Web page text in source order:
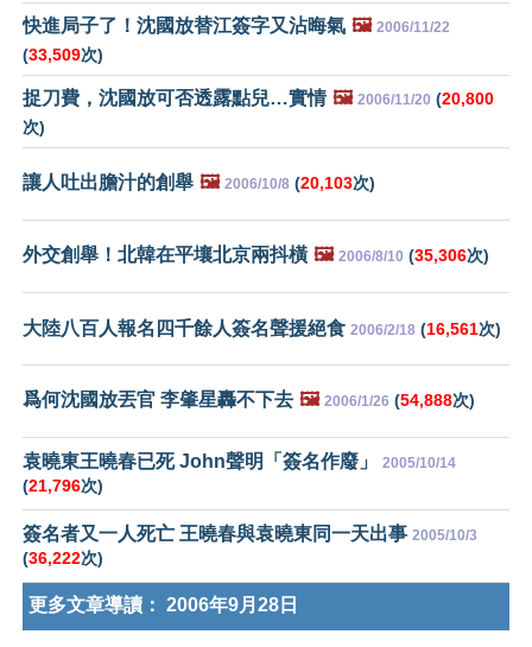
快進局子了！沈國放替江簽字又沾晦氣 🖼️ 2006/11/22
(33,509次)
捉刀費，沈國放可否透露點兒…實情 🖼️ 2006/11/20 (20,800
次)
讓人吐出膽汁的創舉 🖼️ 2006/10/8 (20,103次)
外交創舉！北韓在平壤北京兩抖橫 🖼️ 2006/8/10 (35,306次)
大陸八百人報名四千餘人簽名聲援絕食 2006/2/18 (16,561次)
爲何沈國放丟官 李肇星轟不下去 🖼️ 2006/1/26 (54,888次)
袁曉東王曉春已死 John聲明「簽名作廢」 2005/10/14
(21,796次)
簽名者又一人死亡 王曉春與袁曉東同一天出事 2005/10/3
(36,222次)
更多文章導讀： 2006年9月28日